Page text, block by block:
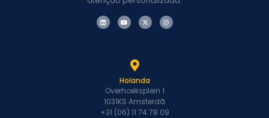
Holanda
Overhoeksplein 1
1031KS Amsterdã
+31 (06) 11 74 78 09